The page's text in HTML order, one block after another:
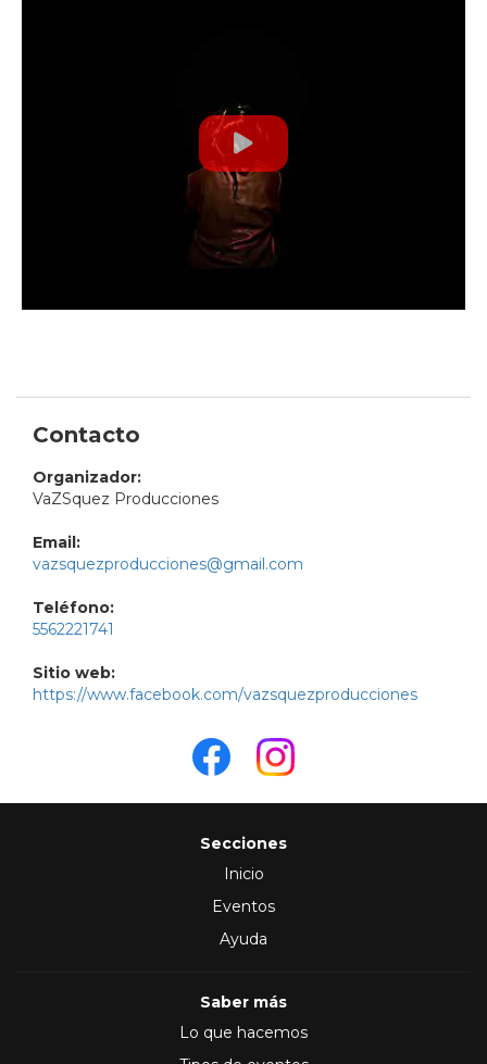
Contacto
Organizador:
VaZSquez Producciones
Email:
vazsquezproducciones@gmail.com
Teléfono:
5562221741
Sitio web:
https://www.facebook.com/vazsquezproducciones
Secciones
Inicio
Eventos
Ayuda
Saber más
Lo que hacemos